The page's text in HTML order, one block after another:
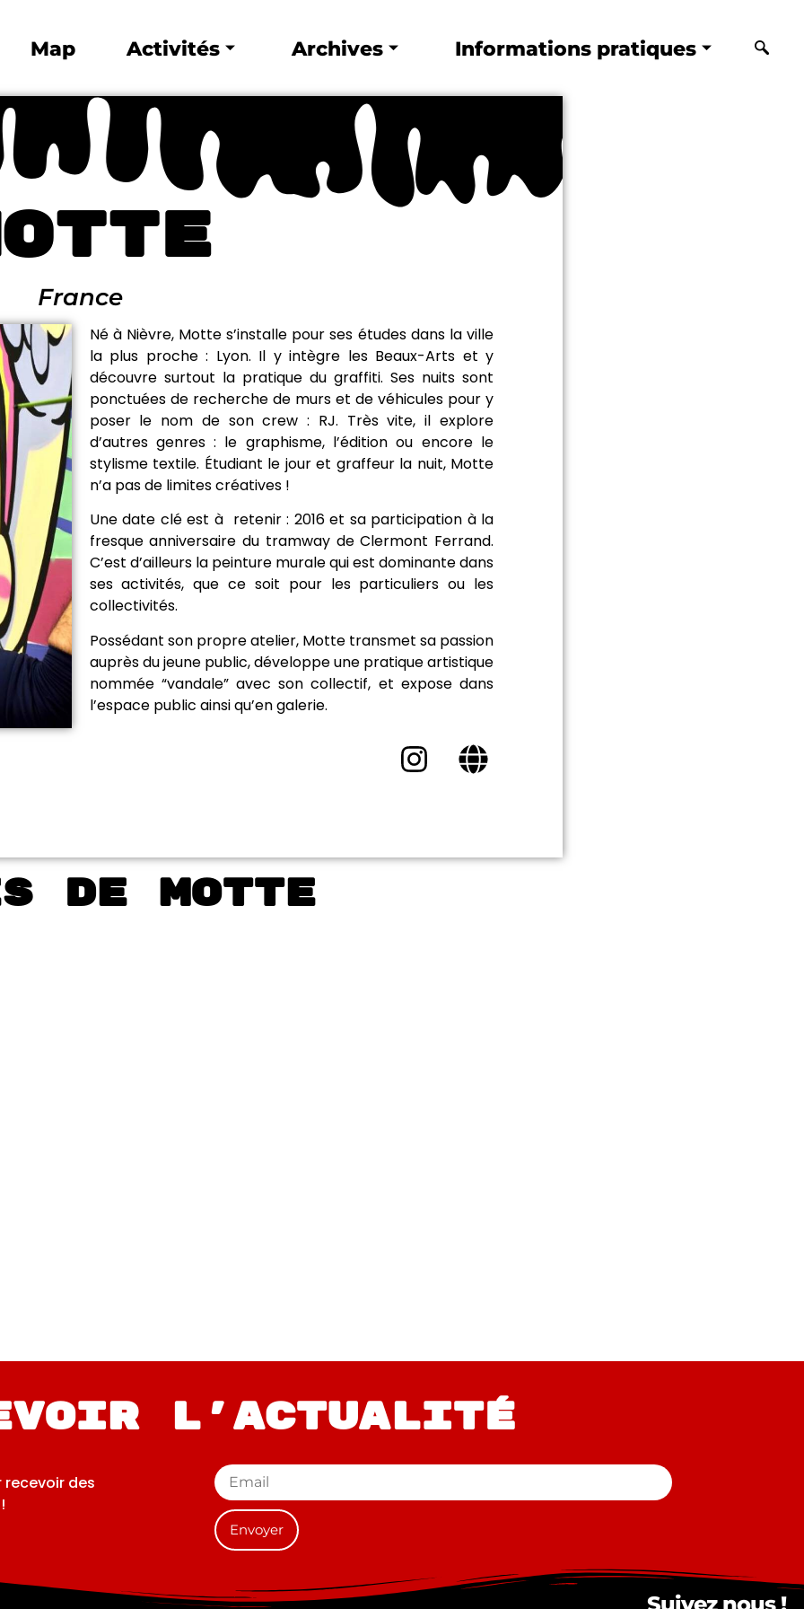
Map Activités Archives Informations pratiques
France
Né à Nièvre, Motte s’installe pour ses études dans la ville
la plus proche : Lyon. Il y intègre les Beaux-Arts et y
découvre surtout la pratique du graffiti. Ses nuits sont
ponctuées de recherche de murs et de véhicules pour y
poser le nom de son crew : RJ. Très vite, il explore
d’autres genres : le graphisme, l’édition ou encore le
stylisme textile. Étudiant le jour et graffeur la nuit, Motte
n’a pas de limites créatives !
Une date clé est à retenir : 2016 et sa participation à la
fresque anniversaire du tramway de Clermont Ferrand.
C’est d’ailleurs la peinture murale qui est dominante dans
ses activités, que ce soit pour les particuliers ou les
collectivités.
Possédant son propre atelier, Motte transmet sa passion
auprès du jeune public, développe une pratique artistique
nommée “vandale” avec son collectif, et expose dans
l’espace public ainsi qu’en galerie.
de Motte
l'actualité
des